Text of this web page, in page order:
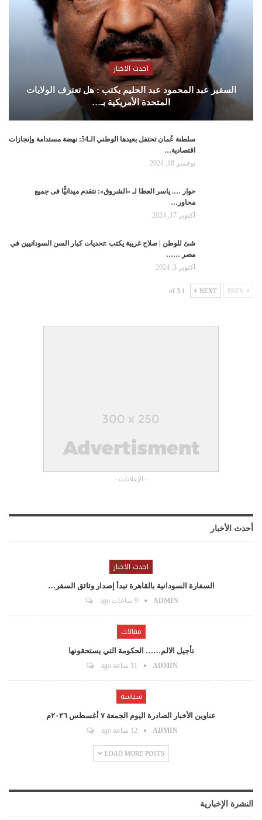
احدث الاخبار
السفير عبد المحمود عبد الحليم يكتب : هل تعترف الولايات
المتحدة الأمريكية بـ…
سلطنة عُمان تحتفل بعيدها الوطني الـ54: نهضة مستدامة وإنجازات
اقتصادية…
نوفمبر 18, 2024
حوار …. ياسر العطا لـ «الشروق»: نتقدم ميدانيًّا فى جميع
محاور…
أكتوبر 17, 2024
شئ للوطن | صلاح غريبة يكتب :تحديات كبار السن السودانيين في
مصر ……
أكتوبر 3, 2024
NEXT
1 of 3
- الإعلانات -
أحدث الأخبار
احدث الاخبار
السفارة السودانية بالقاهرة تبدأ إصدار وثائق السفر…
ADMIN 9 ساعات ago
مقالات
تأجيل الالم…… الحكومة التي يستحقونها
ADMIN 11 ساعة ago
سياسة
عناوين الأخبار الصادرة اليوم الجمعة ٧ أغسطس ٢٠٢٦م
ADMIN 12 ساعة ago
LOAD MORE POSTS
النشرة الإخبارية